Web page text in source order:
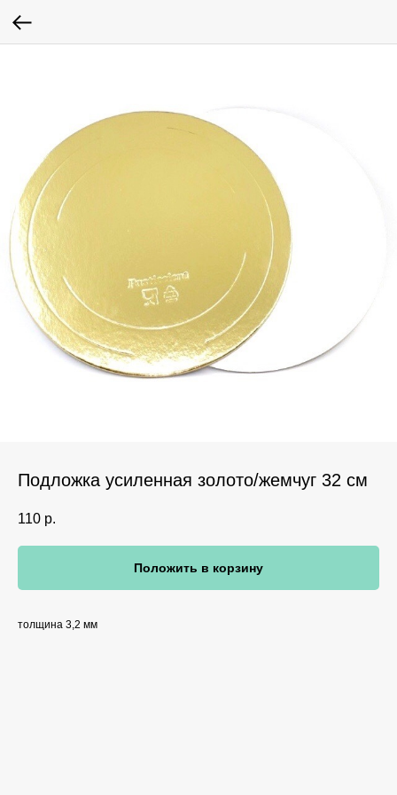
Подложка усиленная золото/жемчуг 32 см
110 р.
Положить в корзину
толщина 3,2 мм